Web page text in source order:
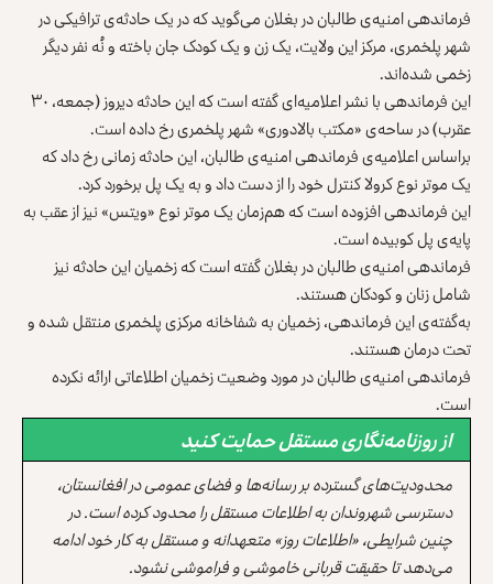
فرماندهی امنیه‌ی طالبان در بغلان می‌گوید که در یک حادثه‌ی ترافیکی در
شهر پلخمری، مرکز این ولایت، یک زن و یک کودک جان باخته و نُه نفر دیگر
زخمی شده‌اند.
این فرماندهی با نشر اعلامیه‌ای گفته است که این حادثه دیروز (جمعه، ۳۰
عقرب) در ساحه‌ی «مکتب بالادوری» شهر پلخمری رخ داده است.
براساس اعلامیه‌ی فرماندهی امنیه‌ی طالبان، این حادثه زمانی رخ داد که
یک موتر نوع کرولا کنترل خود را از دست داد و به یک پل برخورد کرد.
این فرماندهی افزوده است که هم‌زمان یک موتر نوع «ویتس» نیز از عقب به
پایه‌ی پل کوبیده است.
فرماندهی امنیه‌ی طالبان در بغلان گفته است که زخمیان این حادثه نیز
شامل زنان و کودکان هستند.
به‌گفته‌ی این فرماندهی، زخمیان به شفاخانه‌ مرکزی پلخمری منتقل شده و
تحت درمان هستند.
فرماندهی امنیه‌ی طالبان در مورد وضعیت زخمیان اطلاعاتی ارائه نکرده
است.
از روزنامه‌نگاری مستقل حمایت کنید
محدودیت‌های گسترده بر رسانه‌ها و فضای عمومی در افغانستان،
دسترسی شهروندان به اطلاعات مستقل را محدود کرده است. در
چنین شرایطی، «اطلاعات روز» متعهدانه و مستقل به کار خود ادامه
می‌دهد تا حقیقت قربانی خاموشی و فراموشی نشود.